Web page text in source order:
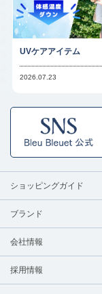
UVケアアイテム
2026.07.23
ショッピングガイド
ブランド
会社情報
採用情報